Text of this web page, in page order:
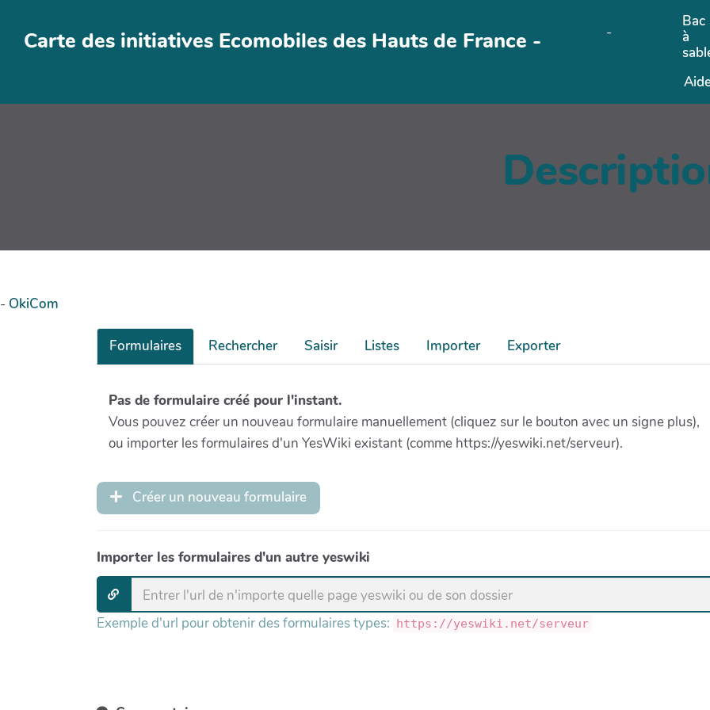
Carte des initiatives Ecomobiles des Hauts de France - -
Bac
à
- OkiCom
Formulaires Rechercher Saisir Listes Importer Exporter
Pas de formulaire créé pour l'instant.
Vous pouvez créer un nouveau formulaire manuellement (cliquez sur le bouton avec un signe plus),
ou importer les formulaires d'un YesWiki existant (comme https://yeswiki.net/serveur).
Créer un nouveau formulaire
Importer les formulaires d'un autre yeswiki
Exemple d'url pour obtenir des formulaires types: https://yeswiki.net/serveur